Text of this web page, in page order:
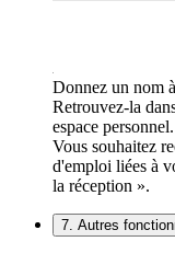
Donnez un nom
Retrouvez-la
espace personnel.
Vous souhaitez
d'emploi liées à
la réception ».
7. Autres